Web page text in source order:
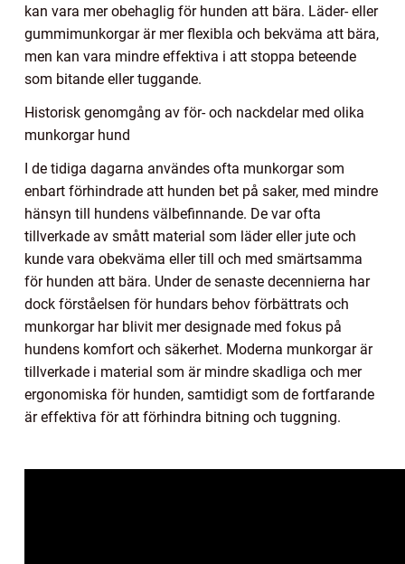
kan vara mer obehaglig för hunden att bära. Läder- eller
gummimunkorgar är mer flexibla och bekväma att bära,
men kan vara mindre effektiva i att stoppa beteende
som bitande eller tuggande.
Historisk genomgång av för- och nackdelar med olika
munkorgar hund
I de tidiga dagarna användes ofta munkorgar som
enbart förhindrade att hunden bet på saker, med mindre
hänsyn till hundens välbefinnande. De var ofta
tillverkade av smått material som läder eller jute och
kunde vara obekväma eller till och med smärtsamma
för hunden att bära. Under de senaste decennierna har
dock förståelsen för hundars behov förbättrats och
munkorgar har blivit mer designade med fokus på
hundens komfort och säkerhet. Moderna munkorgar är
tillverkade i material som är mindre skadliga och mer
ergonomiska för hunden, samtidigt som de fortfarande
är effektiva för att förhindra bitning och tuggning.